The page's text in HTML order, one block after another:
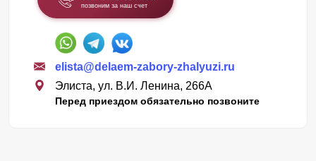
позвоним за наш счет
elista@delaem-zabory-zhalyuzi.ru
Элиста, ул. В.И. Ленина, 266А
Перед приездом обязательно позвоните